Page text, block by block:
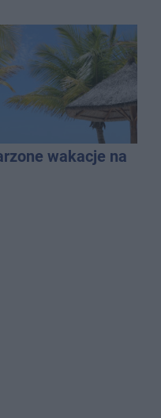
wakacje na